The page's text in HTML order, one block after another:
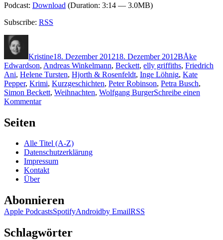
Podcast: Download (Duration: 3:14 — 3.0MB)
Subscribe: RSS
Kristine18. Dezember 201218. Dezember 2012BÅke
Edwardson, Andreas Winkelmann, Beckett, elly griffiths, Friedrich
Ani, Helene Tursten, Hjorth & Rosenfeldt, Inge Löhnig, Kate
Pepper, Krimi, Kurzgeschichten, Peter Robinson, Petra Busch,
Simon Beckett, Weihnachten, Wolfgang BurgerSchreibe einen
Kommentarzu
Tatort
Tannenbaum
Seiten
Alle Titel (A-Z)
Datenschutzerklärung
Impressum
Kontakt
Über
Abonnieren
Apple PodcastsSpotifyAndroidby EmailRSS
Schlagwörter